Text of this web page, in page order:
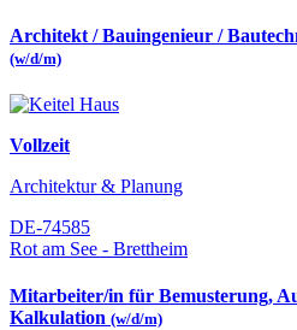
Architekt / Bauingenieur /
(w/d/m)
Vollzeit
Architektur & Planung
DE-74585
Rot am See - Brettheim
Mitarbeiter/in für Bemusterung,
Kalkulation (w/d/m)